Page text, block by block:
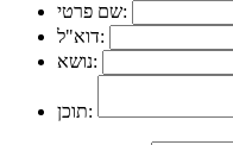
שם פרטי:
דוא"ל:
נושא:
תוכן: